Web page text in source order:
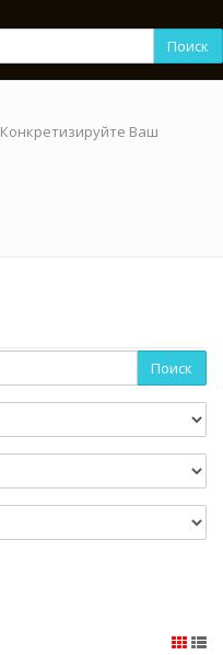
Поиск
Конкретизируйте Ваш
Поиск